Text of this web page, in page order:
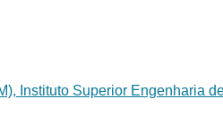
Instituto Superior Engenharia